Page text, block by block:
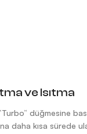
ve Isıtma
düğmesine
daha kısa sürede